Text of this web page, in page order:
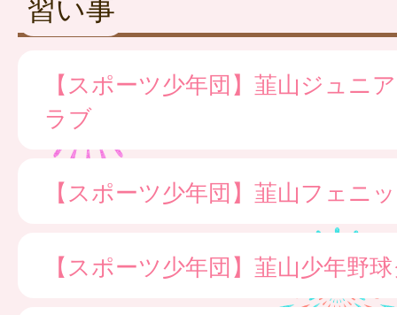
【スポーツ少年団】韮山ジュニ
ラブ
【スポーツ少年団】韮山フェニ
【スポーツ少年団】韮山少年野